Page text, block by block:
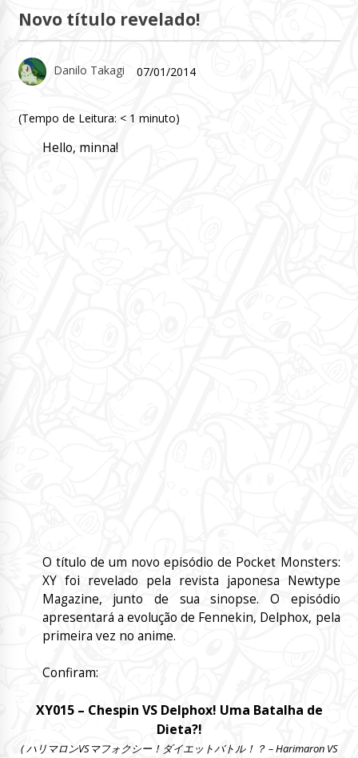
Novo título revelado!
Danilo Takagi 07/01/2014
(Tempo de Leitura: < 1 minuto)
Hello, minna!
O título de um novo episódio de Pocket Monsters:
XY foi revelado pela revista japonesa Newtype
Magazine, junto de sua sinopse. O episódio
apresentará a evolução de Fennekin, Delphox, pela
primeira vez no anime.
Confiram:
XY015 – Chespin VS Delphox! Uma Batalha de
Dieta?!
( ハリマロンVSマフォクシー！ダイエットバトル！？ – Harimaron VS